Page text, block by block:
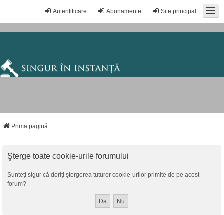
Site principal
Abonamente
Autentificare
Prima pagină
Şterge toate cookie-urile forumului
Sunteţi sigur că doriţi ştergerea tuturor cookie-urilor primite de pe acest
forum?